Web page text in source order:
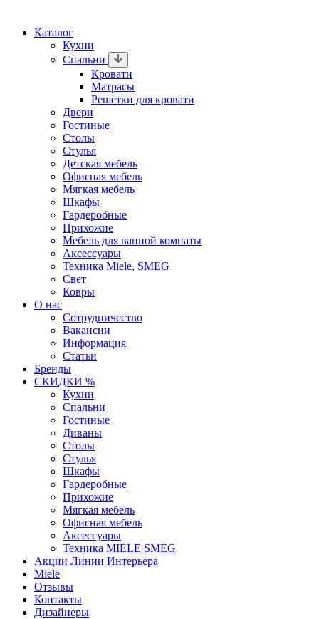
Каталог
Кухни
Спальни
Кровати
Матрасы
Решетки для кровати
Двери
Гостиные
Столы
Стулья
Детская мебель
Офисная мебель
Мягкая мебель
Шкафы
Гардеробные
Прихожие
Мебель для ванной комнаты
Аксессуары
Техника Miele, SMEG
Свет
Ковры
О нас
Сотрудничество
Вакансии
Информация
Статьи
Бренды
СКИДКИ %
Кухни
Спальни
Гостиные
Диваны
Столы
Стулья
Шкафы
Гардеробные
Прихожие
Мягкая мебель
Офисная мебель
Аксессуары
Техника MIELE SMEG
Акции Линии Интерьера
Miele
Отзывы
Контакты
Дизайнеры